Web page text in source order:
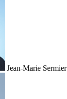
Jean-Marie Sermier